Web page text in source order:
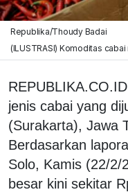
Republika/Thoudy Badai
(ILUSTRASI) Komoditas cabai
jenis cabai yang
(Surakarta), Jawa
Berdasarkan
Solo, Kamis (22/2/
besar kini sekitar